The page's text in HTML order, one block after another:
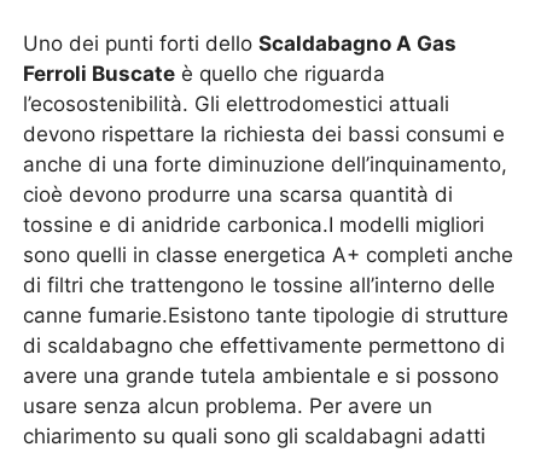
Uno dei punti forti delloScaldabagno A Gas
Ferroli Buscate è quello che riguarda
l’ecosostenibilità. Gli elettrodomestici attuali
devono rispettare la richiesta dei bassi consumi e
anche di una forte diminuzione dell’inquinamento,
cioè devono produrre una scarsa quantità di
tossine e di anidride carbonica.I modelli migliori
sono quelli in classe energetica A+ completi anche
di filtri che trattengono le tossine all’interno delle
canne fumarie.Esistono tante tipologie di strutture
di scaldabagno che effettivamente permettono di
avere una grande tutela ambientale e si possono
usare senza alcun problema. Per avere un
chiarimento su quali sono gli scaldabagni adatti